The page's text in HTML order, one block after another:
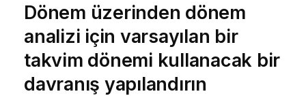
Dönem üzerinden dönem
analizi için varsayılan bir
takvim dönemi kullanacak bir
davranış yapılandırın